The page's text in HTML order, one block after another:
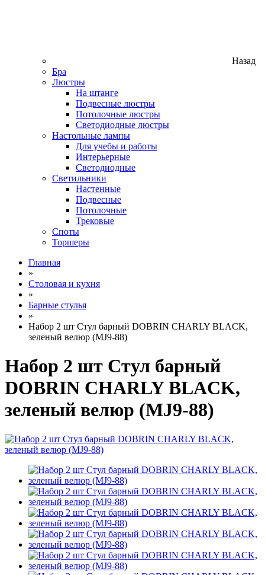
Назад
Бра
Люстры
На штанге
Подвесные люстры
Потолочные люстры
Светодиодные люстры
Настольные лампы
Для учебы и работы
Интерьерные
Светодиодные
Светильники
Настенные
Подвесные
Потолочные
Трековые
Споты
Торшеры
Главная
»
Столовая и кухня
»
Барные стулья
»
Набор 2 шт Стул барный DOBRIN CHARLY BLACK,
зеленый велюр (MJ9-88)
Набор 2 шт Стул барный
DOBRIN CHARLY BLACK,
зеленый велюр (MJ9-88)